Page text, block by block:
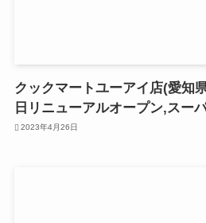
クックマートユーアイ店(愛知
日リニューアルオープン,スー
2023年4月26日